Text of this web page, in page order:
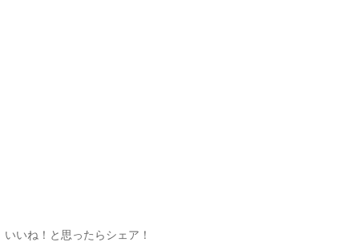
いいね！と思ったらシェア！